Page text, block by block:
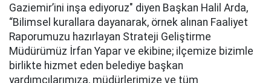
Gaziemir’ini inşa ediyoruz" diyen Başkan Halil Arda,
“Bilimsel kurallara dayanarak, örnek alınan Faaliyet
Raporumuzu hazırlayan Strateji Geliştirme
Müdürümüz İrfan Yapar ve ekibine; ilçemize bizimle
birlikte hizmet eden belediye başkan
yardımcılarımıza, müdürlerimize ve tüm